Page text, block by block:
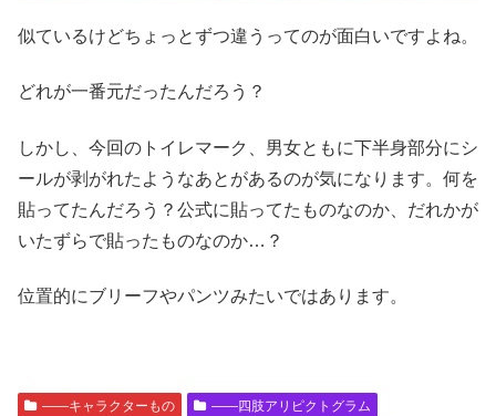
似ているけどちょっとずつ違うってのが面白いですよね。
どれが一番元だったんだろう？
しかし、今回のトイレマーク、男女ともに下半身部分にシ
ールが剥がれたようなあとがあるのが気になります。何を
貼ってたんだろう？公式に貼ってたものなのか、だれかが
いたずらで貼ったものなのか…？
位置的にブリーフやパンツみたいではあります。
――キャラクターもの
――四肢アリピクトグラム